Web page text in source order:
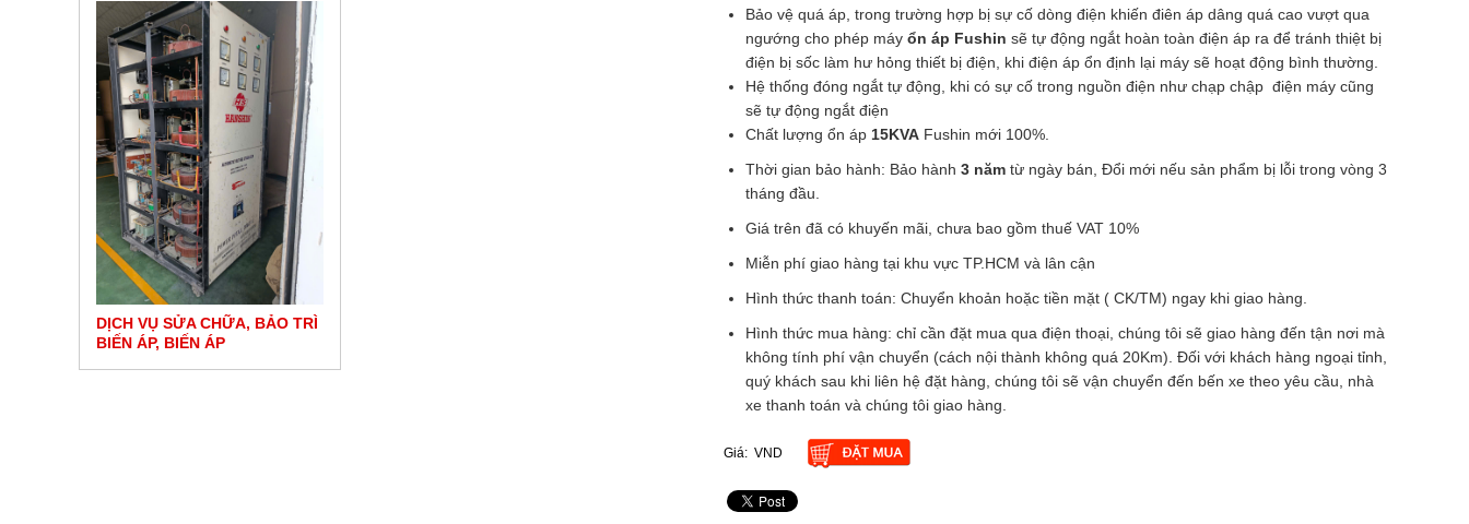
Bảo vệ quá áp, trong trường hợp bị sự cố dòng điện khiến điên áp dâng quá cao vượt qua
ngướng cho phép máy ổn áp Fushin sẽ tự động ngắt hoàn toàn điện áp ra để tránh thiệt bị
điện bị sốc làm hư hỏng thiết bị điện, khi điện áp ổn định lại máy sẽ hoạt động bình thường.
Hệ thống đóng ngắt tự động, khi có sự cố trong nguồn điện như chạp chập điện máy cũng
sẽ tự động ngắt điện
Chất lượng ổn áp 15KVA Fushin mới 100%.
Thời gian bảo hành: Bảo hành 3 năm từ ngày bán, Đổi mới nếu sản phẩm bị lỗi trong vòng 3
tháng đầu.
Giá trên đã có khuyến mãi, chưa bao gồm thuế VAT 10%
Miễn phí giao hàng tại khu vực TP.HCM và lân cận
Hình thức thanh toán: Chuyển khoản hoặc tiền mặt ( CK/TM) ngay khi giao hàng.
Hình thức mua hàng: chỉ cần đặt mua qua điện thoại, chúng tôi sẽ giao hàng đến tận nơi mà
không tính phí vận chuyển (cách nội thành không quá 20Km). Đối với khách hàng ngoại tỉnh,
quý khách sau khi liên hệ đặt hàng, chúng tôi sẽ vận chuyển đến bến xe theo yêu cầu, nhà
xe thanh toán và chúng tôi giao hàng.
Giá: VND
DỊCH VỤ SỬA CHỮA, BẢO TRÌ
ỔN ÁP TÂN NƠI